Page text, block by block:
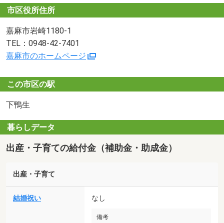
市区役所住所
嘉麻市岩崎1180-1
TEL：0948-42-7401
嘉麻市のホームページ
この市区の駅
下鴨生
暮らしデータ
出産・子育ての給付金（補助金・助成金）
出産・子育て
結婚祝い なし
備考